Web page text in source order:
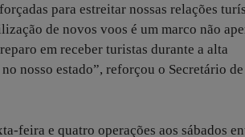
para estreitar nossas relações
de novos voos é um marco não
em receber turistas durante a alta
nosso estado”, reforçou o Secretário de
feira e quatro operações aos sábados